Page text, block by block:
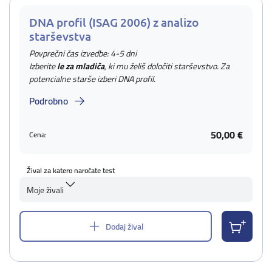
DNA profil (ISAG 2006) z analizo
starševstva
Povprečni čas izvedbe: 4-5 dni
Izberitele za mladiča, ki mu želiš določiti starševstvo. Za
potencialne starše izberi DNA profil.
Podrobno
Cena: 50,00 €
Žival za katero naročate test
Moje živali
Dodaj žival